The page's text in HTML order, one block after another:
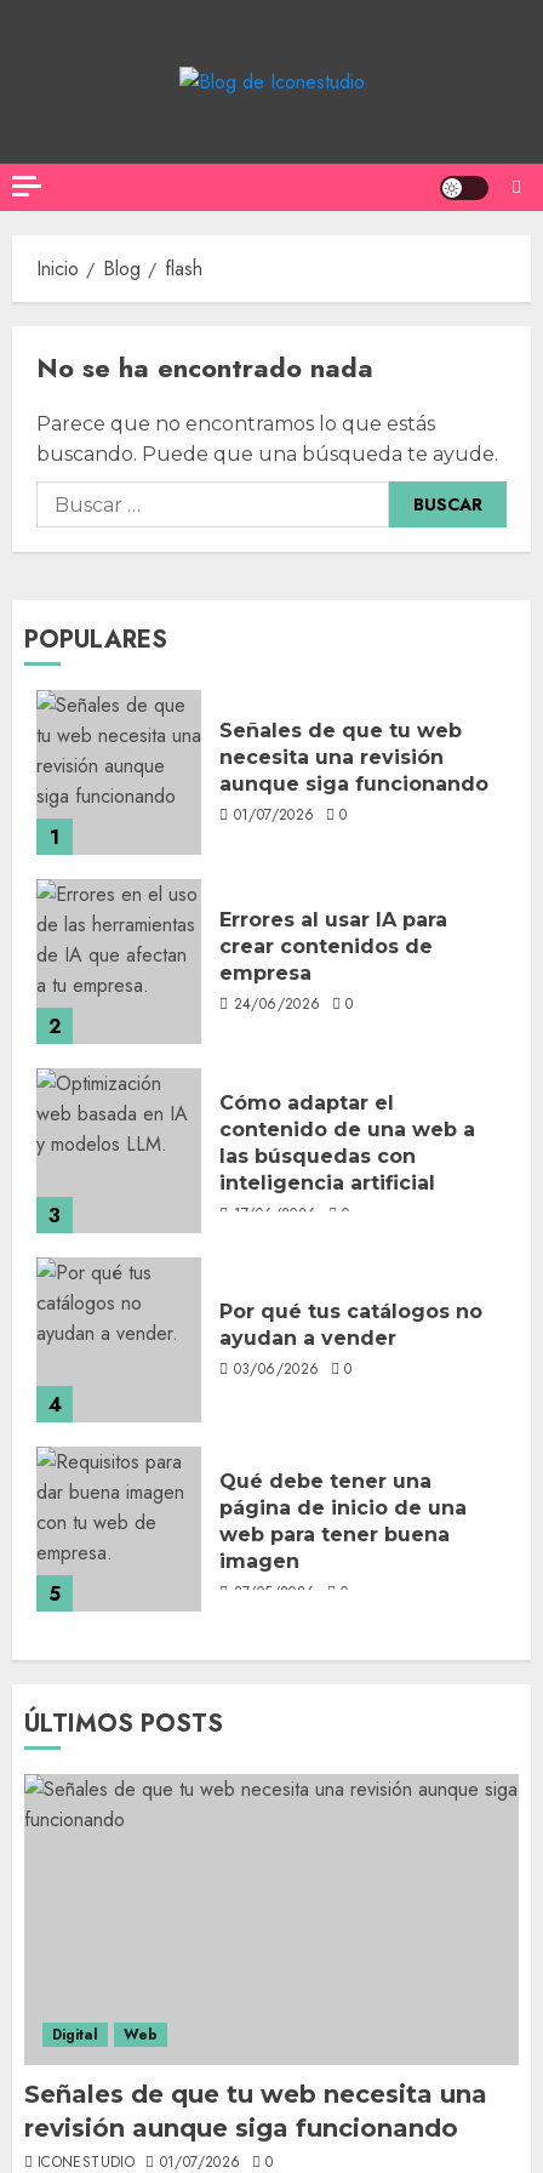
Inicio Blog flash
No se ha encontrado nada
Parece que no encontramos lo que estás
buscando. Puede que una búsqueda te ayude.
Buscar:
POPULARES
1
Señales de que tu web
necesita una revisión
aunque siga funcionando
01/07/2026 0
2
Errores al usar IA para
crear contenidos de
empresa
24/06/2026 0
3
Cómo adaptar el
contenido de una web a
las búsquedas con
inteligencia artificial
17/06/2026 0
4
Por qué tus catálogos no
ayudan a vender
03/06/2026 0
5
Qué debe tener una
página de inicio de una
web para tener buena
imagen
27/05/2026 0
ÚLTIMOS POSTS
Digital Web
Señales de que tu web necesita una
revisión aunque siga funcionando
ICONESTUDIO 01/07/2026 0